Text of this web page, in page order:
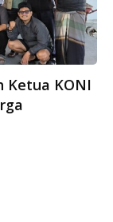
Ketua KONI